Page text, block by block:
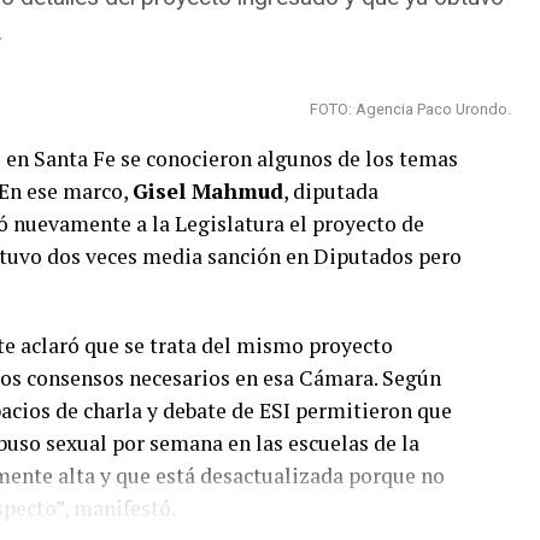
elaborado por el Observatorio Mumalá “el
la víctima conocía” y que bajó la proporción
de género y controlar las medidas de
de y fortalecer el tejido social”,
Latinoamericana
informe del📊
"Mujeres, Disidencias,
mas extrema de
los
FOTO: Agencia Paco Urondo.
Santa Fe se conocieron algunos de los temas
ese marco, Gisel Mahmud, diputada
a la Legislatura el proyecto de
dos veces media sanción en Diputados pero
aclaró que se trata del mismo proyecto
consensos necesarios en esa Cámara. Según
de charla y debate de ESI permitieron que
sexual por semana en las escuelas de la
alta y que está desactualizada porque no
manifestó.